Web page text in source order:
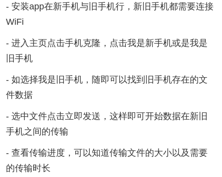
- 安装app在新手机与旧手机行，新旧手机都需要连接
WiFi
- 进入主页点击手机克隆，点击我是新手机或是我是
旧手机
- 如选择我是旧手机，随即可以找到旧手机存在的文
件数据
- 选中文件点击立即发送，这样即可开始数据在新旧
手机之间的传输
- 查看传输进度，可以知道传输文件的大小以及需要
的传输时长